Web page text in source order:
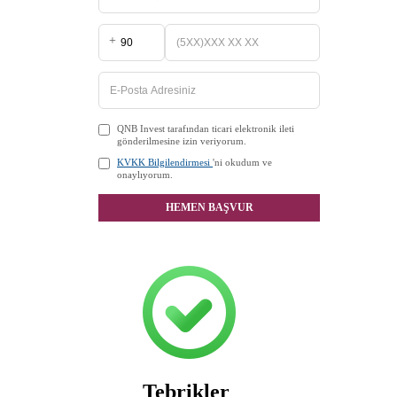
+
QNB Invest tarafından ticari elektronik ileti
gönderilmesine izin veriyorum.
KVKK Bilgilendirmesi 'ni okudum ve
onaylıyorum.
HEMEN BAŞVUR
Tebrikler